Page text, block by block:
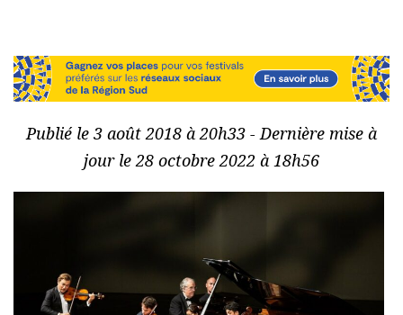
Publié le 3 août 2018 à 20h33 - Dernière mise à
jour le 28 octobre 2022 à 18h56